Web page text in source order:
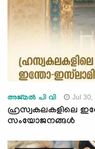
അജ്മല്‍ പി വി Jul 30,
ഹ്രസ്വകലകളിലെ
സംയോജനങ്ങൾ